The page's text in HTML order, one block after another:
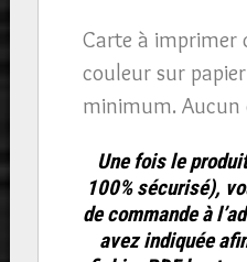
Carte à imprimer
couleur sur
minimum. Aucun
Une fois le
100% sécurisé),
de commande à
avez indiquée